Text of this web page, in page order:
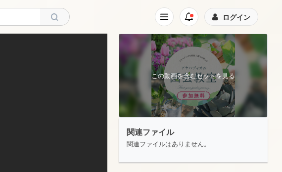
ログイン
この動画を含むセットを見る
関連ファイル
関連ファイルはありません。